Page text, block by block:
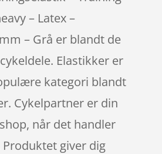
– Latex –
– Grå er blandt de
Elastikker er
kategori blandt
Cykelpartner er din
når det handler
giver dig